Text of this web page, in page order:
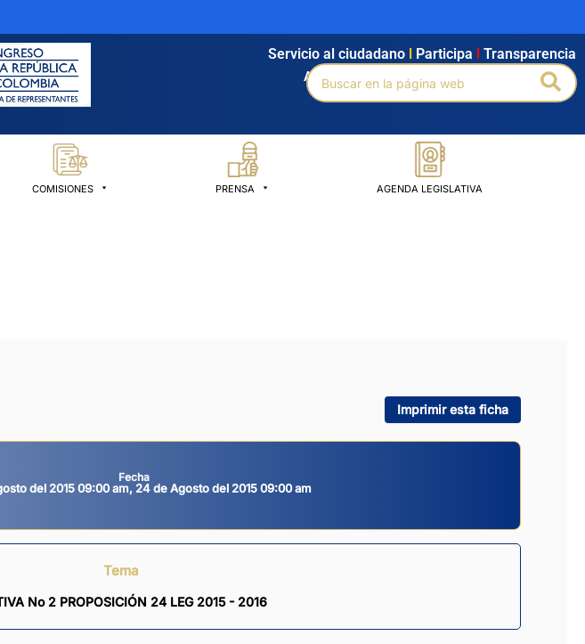
Agendamiento Intranet Búsqueda avanzada
Servicio al ciudadano Participa Transparencia
Buscar
por:
COMISIONES PRENSA AGENDA LEGISLATIVA
Imprimir esta ficha
Fecha
del 2015 09:00 am, 24 de Agosto del 2015 09:00 am
Tema
No 2 PROPOSICIÓN 24 LEG 2015 - 2016